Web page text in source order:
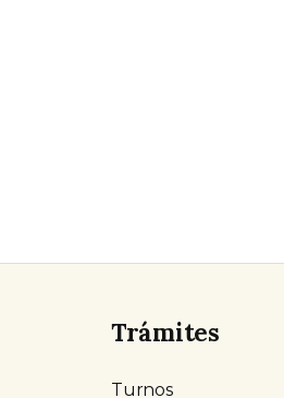
Trámites
Turnos